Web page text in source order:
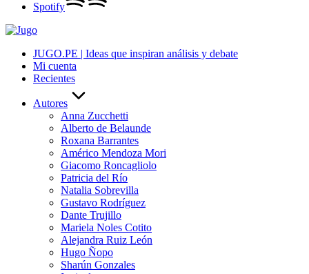
Spotify
JUGO.PE | Ideas que inspiran análisis y debate
Mi cuenta
Recientes
Autores
Anna Zucchetti
Alberto de Belaunde
Roxana Barrantes
Américo Mendoza Mori
Giacomo Roncagliolo
Patricia del Río
Natalia Sobrevilla
Gustavo Rodríguez
Dante Trujillo
Mariela Noles Cotito
Alejandra Ruiz León
Hugo Ñopo
Sharún Gonzales